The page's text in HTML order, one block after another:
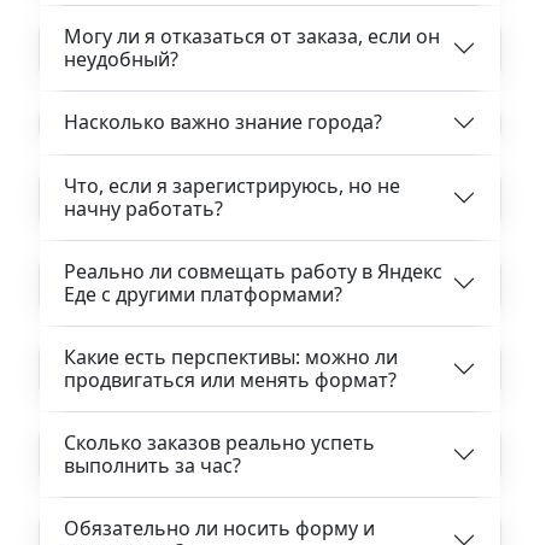
Могу ли я отказаться от заказа, если он
неудобный?
Насколько важно знание города?
Что, если я зарегистрируюсь, но не
начну работать?
Реально ли совмещать работу в Яндекс
Еде с другими платформами?
Какие есть перспективы: можно ли
продвигаться или менять формат?
Сколько заказов реально успеть
выполнить за час?
Обязательно ли носить форму и